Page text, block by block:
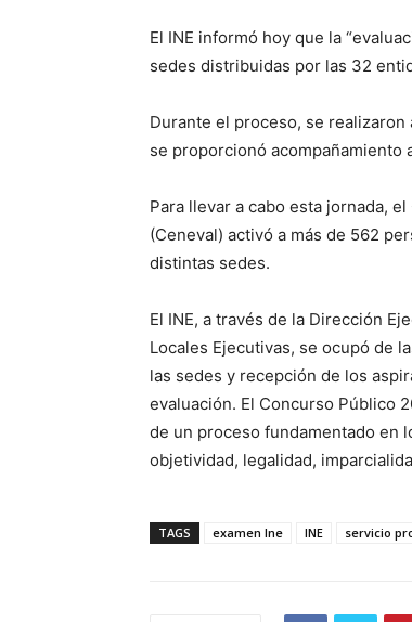
El INE informó hoy que la
sedes distribuidas por las 32
Durante el proceso, se
se proporcionó acompañamiento
Para llevar a cabo esta jornada,
(Ceneval) activó a más de 562
distintas sedes.
El INE, a través de la Dirección
Locales Ejecutivas, se ocupó de
las sedes y recepción de los
evaluación. El Concurso Público
de un proceso fundamentado en
objetividad, legalidad,
TAGS examen Ine INE servicio